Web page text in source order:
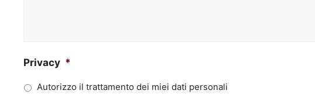
Privacy *
Autorizzo il trattamento dei miei dati personali